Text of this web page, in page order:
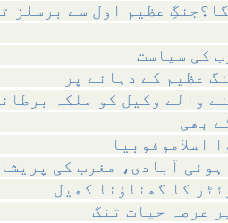
عظیم اول سے برسلز
اسلاموفوبیا
آبادی، مغرب کی